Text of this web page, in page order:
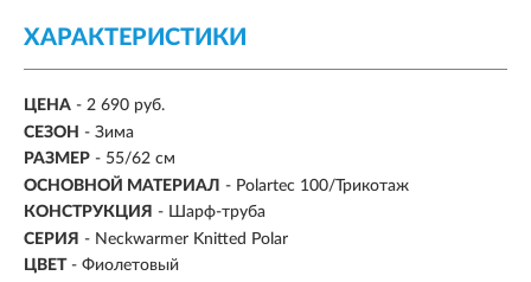
ХАРАКТЕРИСТИКИ
ЦЕНА - 2 690 руб.
СЕЗОН - Зима
РАЗМЕР - 55/62 см
ОСНОВНОЙ МАТЕРИАЛ - Polartec 100/Трикотаж
КОНСТРУКЦИЯ - Шарф-труба
СЕРИЯ - Neckwarmer Knitted Polar
ЦВЕТ - Фиолетовый